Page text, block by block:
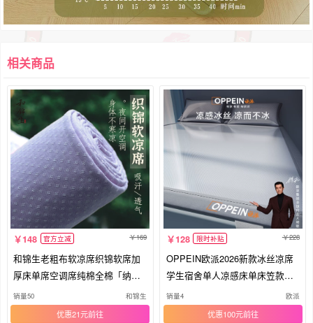
相关商品
148 官方立减 169
和锦生老粗布软凉席织锦软席加
厚床单席空调席纯棉全棉「纳
凉」
销量50 和锦生
优惠21元
128 限时补贴 228
OPPEIN欧派2026新款冰丝凉席
学生宿舍单人凉感床单床笠款夏
天席子
销量4 欧派
优惠100元